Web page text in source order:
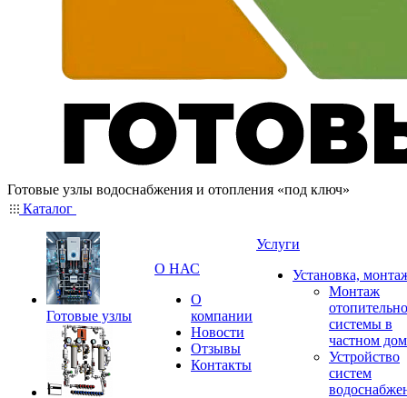
Готовые узлы водоснабжения и отопления «под ключ»
Каталог
Готовые узлы
О НАС
О
компании
Новости
Отзывы
Контакты
Услуги
Установка,
Монтаж
системы в
частном
Устройство
систем